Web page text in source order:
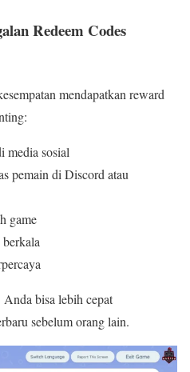
Redeem Codes
mendapatkan reward
media sosial
pemain di Discord atau
game
berkala
bisa lebih cepat
sebelum orang lain.